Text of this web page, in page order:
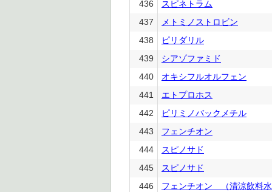
436
スピネトラム
437
メトミノストロビン
438
ピリダリル
439
シアゾファミド
440
オキシフルオルフェン
441
エトプロホス
442
ピリミノバックメチル
443
フェンチオン
444
スピノサド
445
スピノサド
446
フェンチオン （清涼飲料